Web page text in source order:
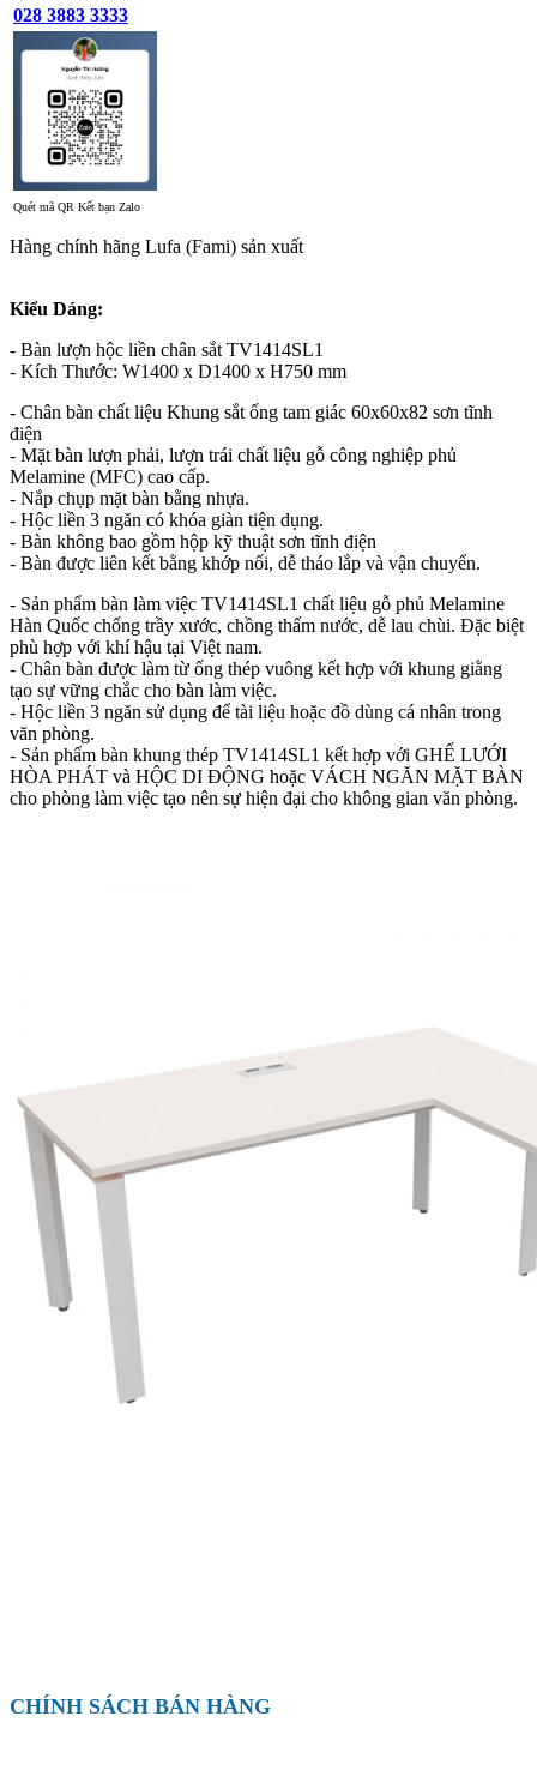
028 3883 3333
Quét mã QR Kết bạn Zalo
Hàng chính hãng Lufa (Fami) sản xuất
Kiểu Dáng:
- Bàn lượn hộc liền chân sắt TV1414SL1
- Kích Thước: W1400 x D1400 x H750 mm
- Chân bàn chất liệu Khung sắt ống tam giác 60x60x82 sơn tĩnh
điện
- Mặt bàn lượn phải, lượn trái chất liệu gỗ công nghiệp phủ
Melamine (MFC) cao cấp.
- Nắp chụp mặt bàn bằng nhựa.
- Hộc liền 3 ngăn có khóa giàn tiện dụng.
- Bàn không bao gồm hộp kỹ thuật sơn tĩnh điện
- Bàn được liên kết bằng khớp nối, dễ tháo lắp và vận chuyển.
- Sản phẩm bàn làm việc TV1414SL1 chất liệu gỗ phủ Melamine
Hàn Quốc chống trầy xước, chồng thấm nước, dễ lau chùi. Đặc biệt
phù hợp với khí hậu tại Việt nam.
- Chân bàn được làm từ ống thép vuông kết hợp với khung giằng
tạo sự vững chắc cho bàn làm việc.
- Hộc liền 3 ngăn sử dụng để tài liệu hoặc đồ dùng cá nhân trong
văn phòng.
- Sản phẩm bàn khung thép TV1414SL1 kết hợp với GHẾ LƯỚI
HÒA PHÁT và HỘC DI ĐỘNG hoặc VÁCH NGĂN MẶT BÀN
cho phòng làm việc tạo nên sự hiện đại cho không gian văn phòng.
CHÍNH SÁCH BÁN HÀNG